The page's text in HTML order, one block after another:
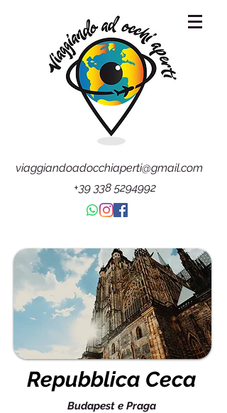
viaggiandoadocchiaperti@gmail.com
+39 338 5294992
Repubblica Ceca
Budapest e Praga